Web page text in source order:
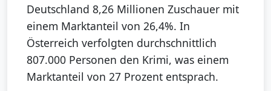
Deutschland 8,26 Millionen Zuschauer mit
einem Marktanteil von 26,4%. In
Österreich verfolgten durchschnittlich
807.000 Personen den Krimi, was einem
Marktanteil von 27 Prozent entsprach.